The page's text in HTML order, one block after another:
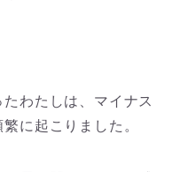
わたしは、マイナス
に起こりました。